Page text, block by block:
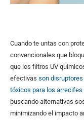
Cuando te untas con
convencionales que
que los filtros UV
efectivas son
tóxicos para los arrecifes
buscando alternativas
minimizando el impacto